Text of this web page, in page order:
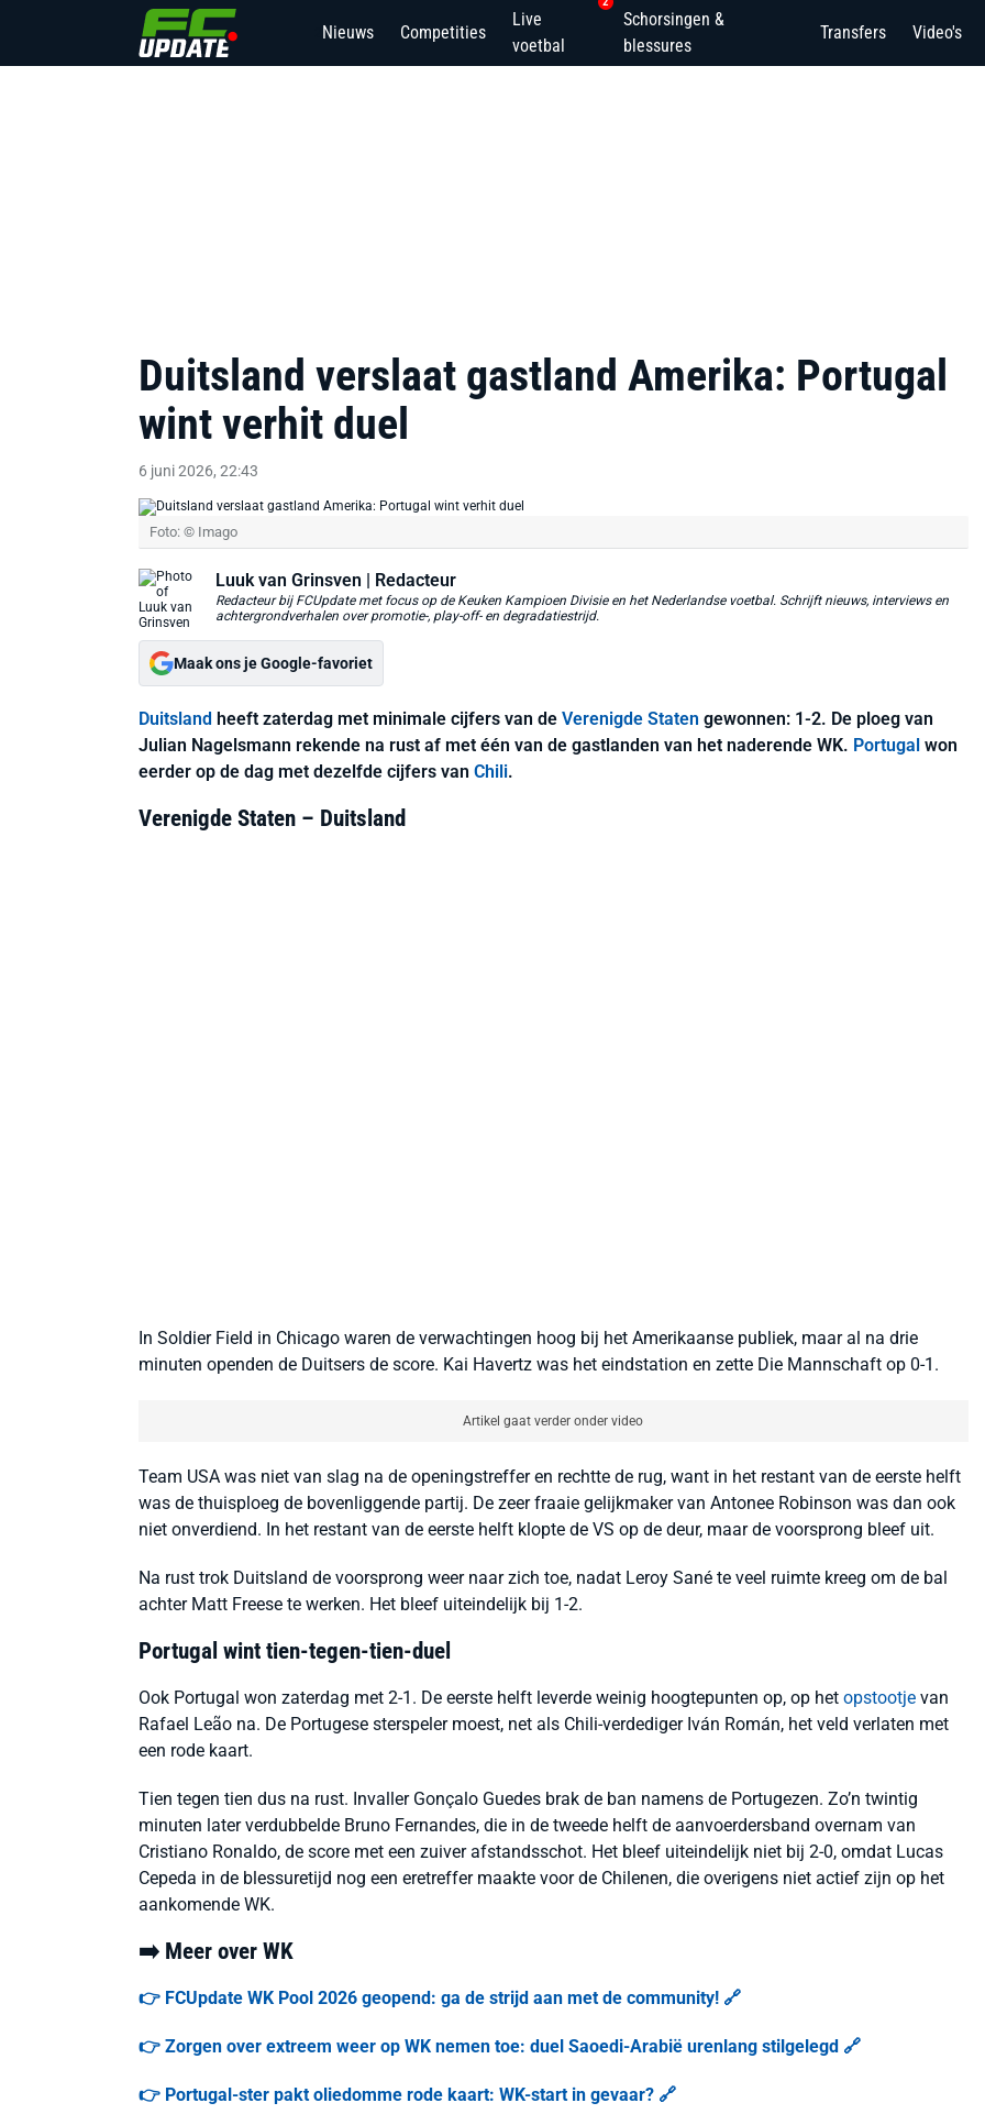
Nieuws Competities
Live
voetbal
Schorsingen &
blessures
Transfers Video's
Duitsland verslaat gastland Amerika: Portugal
wint verhit duel
6 juni 2026, 22:43
Foto: © Imago
Luuk van Grinsven | Redacteur
Redacteur bij FCUpdate met focus op de Keuken Kampioen Divisie en het Nederlandse voetbal. Schrijft nieuws, interviews en
achtergrondverhalen over promotie-, play-off- en degradatiestrijd.
Maak ons je Google-favoriet
Duitsland heeft zaterdag met minimale cijfers van de Verenigde Staten gewonnen: 1-2. De ploeg van
Julian Nagelsmann rekende na rust af met één van de gastlanden van het naderende WK. Portugal won
eerder op de dag met dezelfde cijfers van Chili.
Verenigde Staten – Duitsland
In Soldier Field in Chicago waren de verwachtingen hoog bij het Amerikaanse publiek, maar al na drie
minuten openden de Duitsers de score. Kai Havertz was het eindstation en zette Die Mannschaft op 0-1.
Artikel gaat verder onder video
Team USA was niet van slag na de openingstreffer en rechtte de rug, want in het restant van de eerste helft
was de thuisploeg de bovenliggende partij. De zeer fraaie gelijkmaker van Antonee Robinson was dan ook
niet onverdiend. In het restant van de eerste helft klopte de VS op de deur, maar de voorsprong bleef uit.
Na rust trok Duitsland de voorsprong weer naar zich toe, nadat Leroy Sané te veel ruimte kreeg om de bal
achter Matt Freese te werken. Het bleef uiteindelijk bij 1-2.
Portugal wint tien-tegen-tien-duel
Ook Portugal won zaterdag met 2-1. De eerste helft leverde weinig hoogtepunten op, op het opstootje van
Rafael Leão na. De Portugese sterspeler moest, net als Chili-verdediger Iván Román, het veld verlaten met
een rode kaart.
Tien tegen tien dus na rust. Invaller Gonçalo Guedes brak de ban namens de Portugezen. Zo’n twintig
minuten later verdubbelde Bruno Fernandes, die in de tweede helft de aanvoerdersband overnam van
Cristiano Ronaldo, de score met een zuiver afstandsschot. Het bleef uiteindelijk niet bij 2-0, omdat Lucas
Cepeda in de blessuretijd nog een eretreffer maakte voor de Chilenen, die overigens niet actief zijn op het
aankomende WK.
➡️ Meer over WK
👉 FCUpdate WK Pool 2026 geopend: ga de strijd aan met de community! 🔗
👉 Zorgen over extreem weer op WK nemen toe: duel Saoedi-Arabië urenlang stilgelegd 🔗
👉 Portugal-ster pakt oliedomme rode kaart: WK-start in gevaar? 🔗